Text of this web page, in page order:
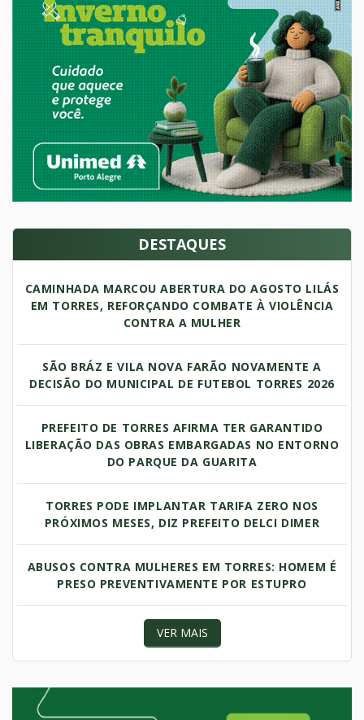
DESTAQUES
CAMINHADA MARCOU ABERTURA DO AGOSTO LILÁS
EM TORRES, REFORÇANDO COMBATE À VIOLÊNCIA
CONTRA A MULHER
SÃO BRÁZ E VILA NOVA FARÃO NOVAMENTE A
DECISÃO DO MUNICIPAL DE FUTEBOL TORRES 2026
PREFEITO DE TORRES AFIRMA TER GARANTIDO
LIBERAÇÃO DAS OBRAS EMBARGADAS NO ENTORNO
DO PARQUE DA GUARITA
TORRES PODE IMPLANTAR TARIFA ZERO NOS
PRÓXIMOS MESES, DIZ PREFEITO DELCI DIMER
ABUSOS CONTRA MULHERES EM TORRES: HOMEM É
PRESO PREVENTIVAMENTE POR ESTUPRO
VER MAIS